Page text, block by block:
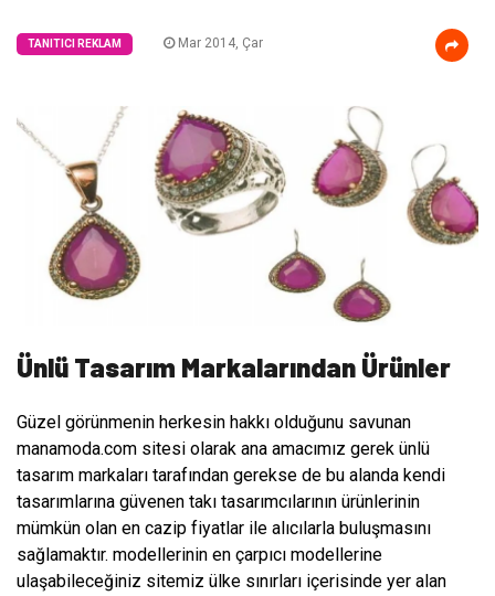
TANITICI REKLAM Mar 2014, Çar
Ünlü Tasarım Markalarından Ürünler
Güzel görünmenin herkesin hakkı olduğunu savunan
manamoda.com sitesi olarak ana amacımız gerek ünlü
tasarım markaları tarafından gerekse de bu alanda kendi
tasarımlarına güvenen takı tasarımcılarının ürünlerinin
mümkün olan en cazip fiyatlar ile alıcılarla buluşmasını
sağlamaktır. modellerinin en çarpıcı modellerine
ulaşabileceğiniz sitemiz ülke sınırları içerisinde yer alan